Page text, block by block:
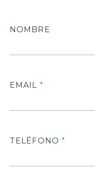
NOMBRE
EMAIL *
TELÉFONO *